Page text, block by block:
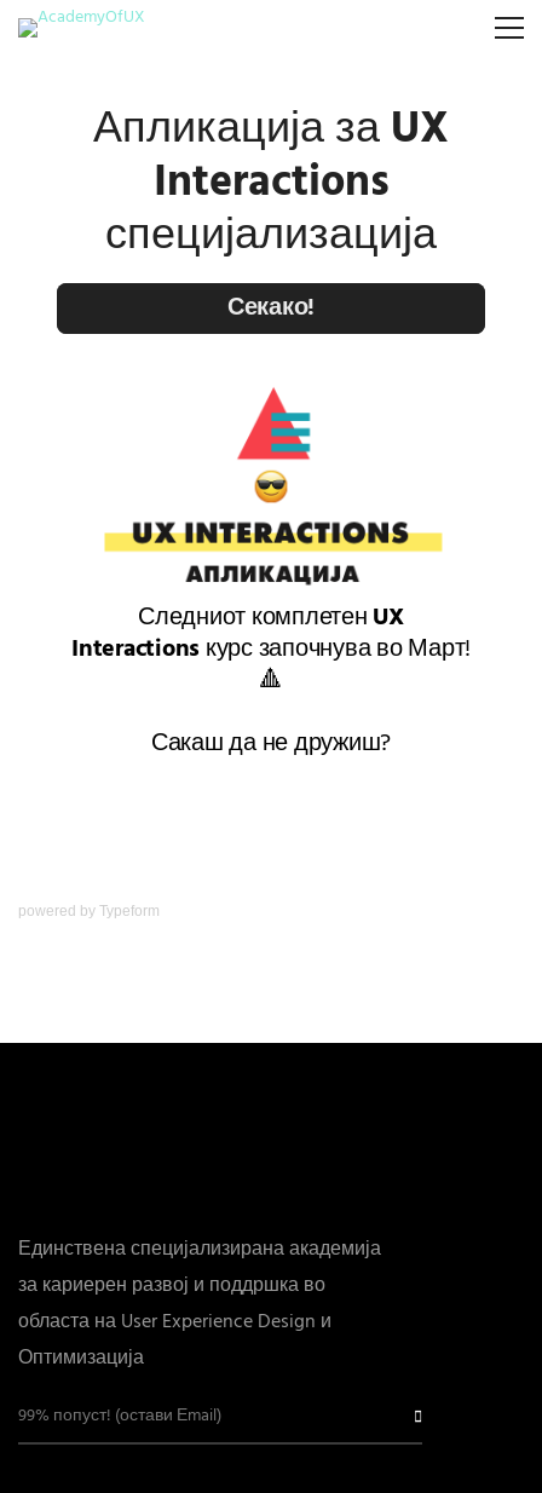
Апликација заUX
Interactions
специјализација
powered by Typeform
Единствена специјализирана академија
за кариерен развој и поддршка во
областа на User Experience Design и
Оптимизација